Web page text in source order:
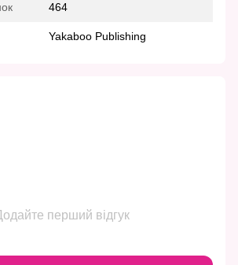
464
Yakaboo Publishing
перший відгук